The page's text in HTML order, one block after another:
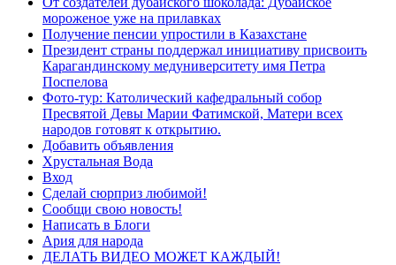
мороженое уже на прилавках
Получение пенсии упростили в Казахстане
Президент страны поддержал инициативу присвоить
Карагандинскому медуниверситету имя Петра
Поспелова
Фото-тур: Католический кафедральный собор
Пресвятой Девы Марии Фатимской, Матери всех
народов готовят к открытию.
Добавить объявления
Хрустальная Вода
Вход
Сделай сюрприз любимой!
Сообщи свою новость!
Написать в Блоги
Ария для народа
ДЕЛАТЬ ВИДЕО МОЖЕТ КАЖДЫЙ!